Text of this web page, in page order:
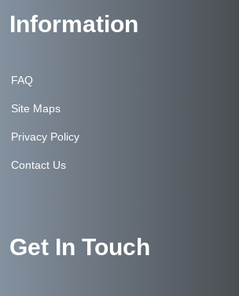
Information
FAQ
Site Maps
Privacy Policy
Contact Us
Get In Touch